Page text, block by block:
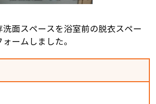
面スペースを浴室前の脱衣スペー
ームしました。